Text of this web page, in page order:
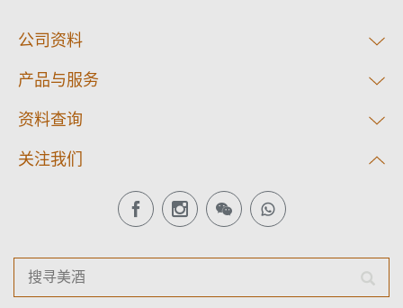
公司资料
产品与服务
资料查询
关注我们